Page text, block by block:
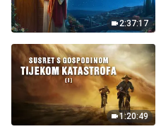
2:37:17
1:20:49